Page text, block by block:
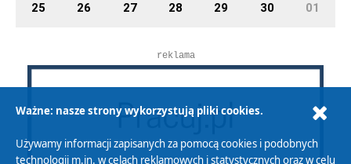
25 26 27 28 29 30 01
reklama
Ważne: nasze strony wykorzystują pliki cookies.
Używamy informacji zapisanych za pomocą cookies i podobnych
technologii m.in. w celach reklamowych i statystycznych oraz w celu